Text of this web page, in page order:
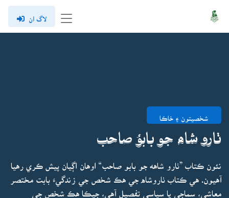
لاگ ان
شخصيتون ۽ خاڪا
ٺارو شاه جو بابوُ صاحب
نئون ڪتاب ”ٺارو شاهه جو بابو صاحب“ اوهان اڳيان پيش ڪري رهيا
آهيون. هي ڪتاب ٺاروشاه جي هڪ شخص جي زندگيءَ بابت مختصر
معاشي، سماجي يا سياسي تفصيل آهي، جيڪا هڪ شخص جي